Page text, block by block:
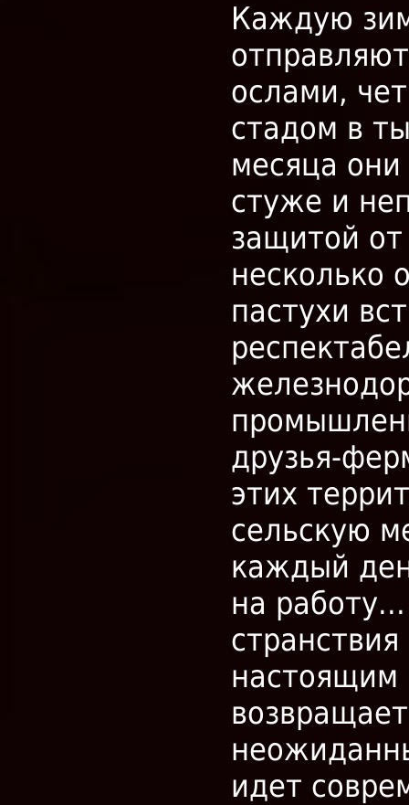
Каждую
ослами,
стадом в
месяца
стуже и
защитой
несколько
пастухи
друзья-
этих
сельскую
каждый
на
настоящим
идет